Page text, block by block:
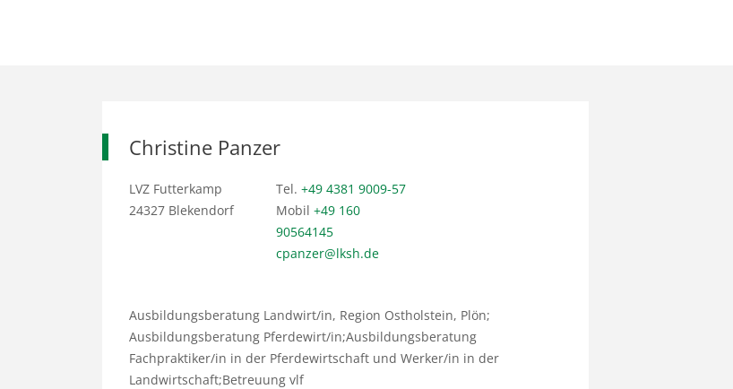
Christine Panzer
LVZ Futterkamp
24327 Blekendorf
Tel. +49 4381 9009-57
Mobil +49 160
90564145
cpanzer@lksh.de
Ausbildungsberatung Landwirt/in, Region Ostholstein, Plön;
Ausbildungsberatung Pferdewirt/in;Ausbildungsberatung
Fachpraktiker/in in der Pferdewirtschaft und Werker/in in der
Landwirtschaft;Betreuung vlf